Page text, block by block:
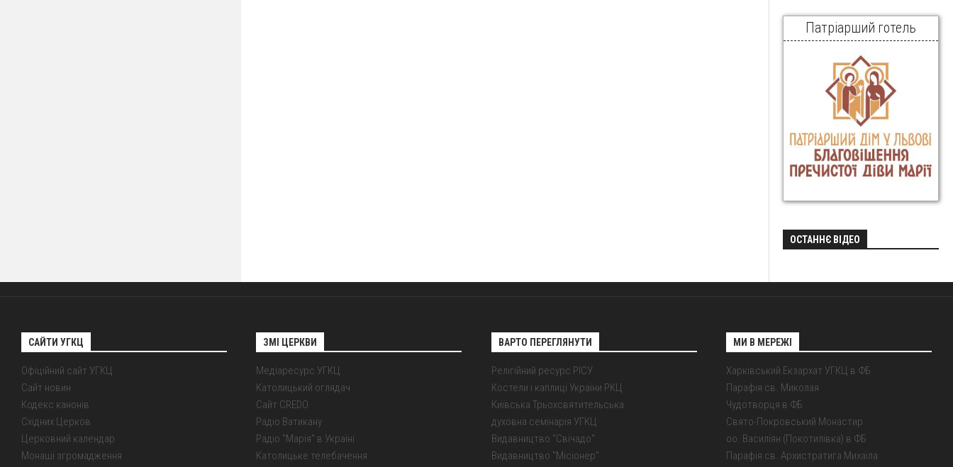
Патріарший готель
ОСТАННЄ ВІДЕО
САЙТИ УГКЦ
Офіційний сайт УГКЦ
Сайт новин
Кодекс канонів
Східних Церков
Церковний календар
Монаші згромадження
ЗМІ ЦЕРКВИ
Медіаресурс УГКЦ
Католицький оглядач
Сайт CREDO
Радіо Ватикану
Радіо "Марія" в Україні
Католицьке телебачення
ВАРТО ПЕРЕГЛЯНУТИ
Релігійний ресурс РІСУ
Костели і каплиці України РКЦ
Київська Трьохсвятительська
духовна семінарія УГКЦ
Видавництво "Свічадо"
Видавництво "Місіонер"
МИ В МЕРЕЖІ
Харківський Екзархат УГКЦ в ФБ
Парафія св. Миколая
Чудотворця в ФБ
Свято-Покровський Монастир
оо. Василіян (Покотилівка) в ФБ
Парафія св. Архистратига Михаїла